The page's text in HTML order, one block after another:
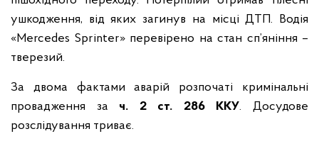
ушкодження, від яких загинув на місці ДТП. Водія
«Mercedes Sprinter» перевірено на стан сп’яніння –
тверезий.
За двома фактами аварій розпочаті кримінальні
провадження за ч. 2 ст. 286 ККУ. Досудове
розслідування триває.